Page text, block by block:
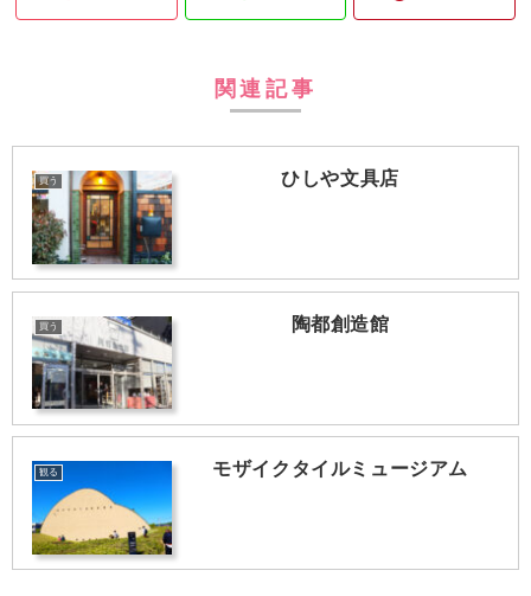
関連記事
買う ひしや文具店
買う 陶都創造館
観る モザイクタイルミュージアム